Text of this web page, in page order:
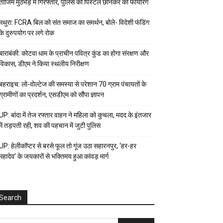
मुठभेड़ में गिरफ्तार, पुलिस की पिस्टल छीनकर की फायरिंग
FCRA बिल को संत समाज का समर्थन, बोले- विदेशी फंडिंग
दुरुपयोग पर लगे रोक
कोटवा धाम के प्राचीन पवित्र कुंड का होगा संरक्षण और
डीएम ने किया स्थलीय निरीक्षण
लो-वोल्टेज की समस्या से परेशान 70 ग्राम पंचायतों के
का प्रदर्शन, एसडीएम को सौंपा ज्ञापन
बांदा में तेज रफ्तार वाहन ने महिला को कुचला, मदद के इंतजार
तड़पती रही, शव की पहचान में जुटी पुलिस
हेलीकॉप्टर से बरसे फूल तो गूंज उठा सहारनपुर, ‘हर-हर
के जयकारों से भक्तिमय हुआ कांवड़ मार्ग